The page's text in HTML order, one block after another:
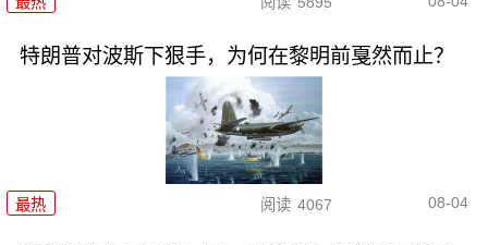
特朗普对波斯下狠手，为何在黎明前戛然而止？
最热 阅读 4067 08-04